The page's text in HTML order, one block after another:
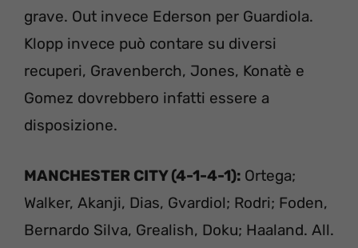
grave. Out invece Ederson per Guardiola.
Klopp invece può contare su diversi
recuperi, Gravenberch, Jones, Konatè e
Gomez dovrebbero infatti essere a
disposizione.
MANCHESTER CITY (4-1-4-1): Ortega;
Walker, Akanji, Dias, Gvardiol; Rodri; Foden,
Bernardo Silva, Grealish, Doku; Haaland. All.